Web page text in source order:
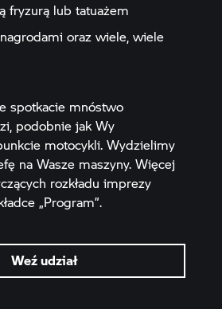
fryzurą lub tatuażem
oraz wiele, wiele
spotkacie mnóstwo
podobnie jak Wy
motocykli. Wydzielimy
na Wasze maszyny. Więcej
rozkładu imprezy
„Program”.
Weź udział